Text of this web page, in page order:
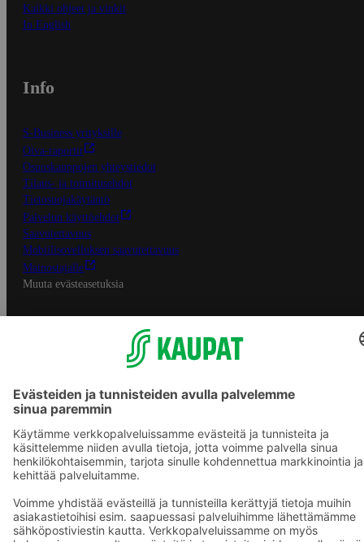
Kaikki ohjeet ja vinkit
In English
Info
S-Business yrityksille
Oiva-raportit
Osuuskauppojen yhteystiedot
Tilaus- ja toimitusehdot
Tietosuojakäytäntö
Palvelun käyttöehdot
Saavutettavuus
Mobiilisovelluksen saavutettavuus
Mainostajalle
Muuta evästeasetuksia
S-ryhmän palvelut
S-ryhmä
Asiakasomistajuus
Yhteishyvä Ruoka -sovellus
S-ostoslista -sovellus
Prisma.fi
Sokos.fi
S-Pankki
Yhteishyvä
Sokos Hotels